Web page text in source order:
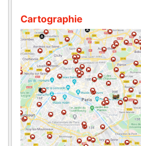
Cartographie